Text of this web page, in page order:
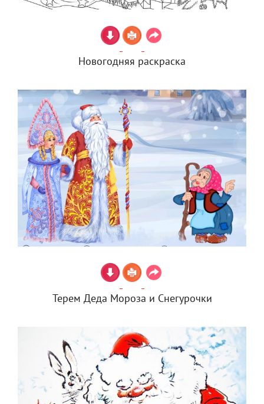
Новогодняя раскраска
Терем Деда Мороза и Снегурочки